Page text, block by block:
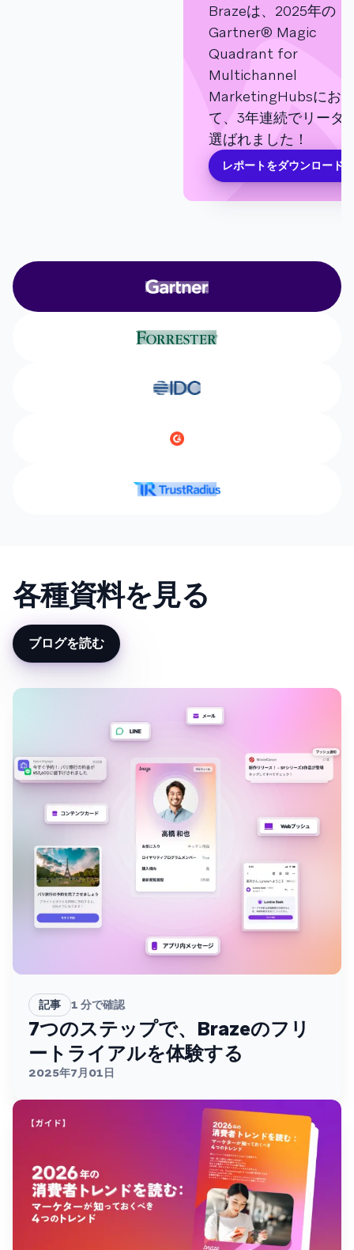
Brazeは、2025年の
Gartner® Magic
Quadrant for
Multichannel
MarketingHubsにお
て、3年連続でリーダ
選ばれました！
レポートをダウンロード
各種資料を見る
ブログを読む
記事 1 分で確認
7つのステップで、Brazeのフリ
ートライアルを体験する
2025年7月01日